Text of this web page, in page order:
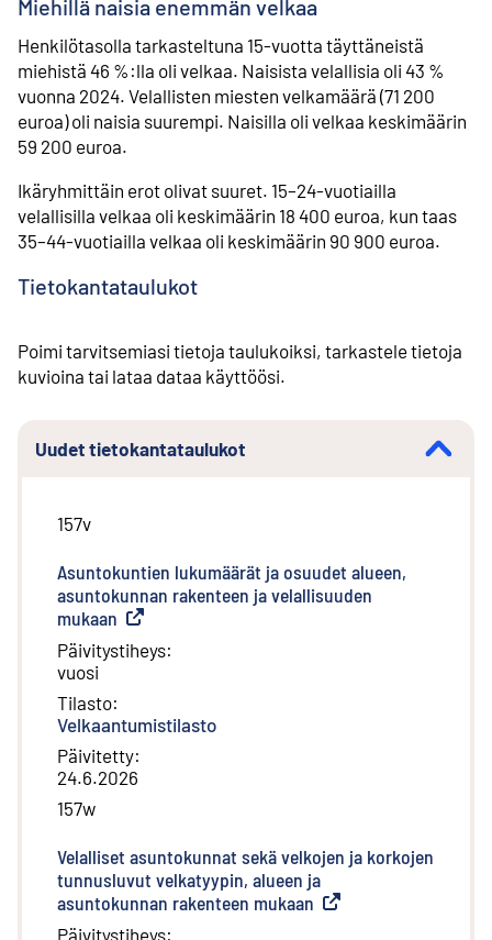
Miehillä naisia enemmän velkaa
Henkilötasolla tarkasteltuna 15-vuotta täyttäneistä
miehistä 46 %:lla oli velkaa. Naisista velallisia oli 43 %
vuonna 2024. Velallisten miesten velkamäärä (71 200
euroa) oli naisia suurempi. Naisilla oli velkaa keskimäärin
59 200 euroa.
Ikäryhmittäin erot olivat suuret. 15–24-vuotiailla
velallisilla velkaa oli keskimäärin 18 400 euroa, kun taas
35–44-vuotiailla velkaa oli keskimäärin 90 900 euroa.
Tietokantataulukot
Poimi tarvitsemiasi tietoja taulukoiksi, tarkastele tietoja
kuvioina tai lataa dataa käyttöösi.
Uudet tietokantataulukot
157v
Asuntokuntien lukumäärät ja osuudet alueen,
asuntokunnan rakenteen ja velallisuuden
mukaan Ulkoinen linkki
Päivitystiheys:
vuosi
Tilasto:
Velkaantumistilasto
Päivitetty:
24.6.2026
157w
Velalliset asuntokunnat sekä velkojen ja korkojen
tunnusluvut velkatyypin, alueen ja
asuntokunnan rakenteen mukaan Ulkoinen linkki
Päivitystiheys: